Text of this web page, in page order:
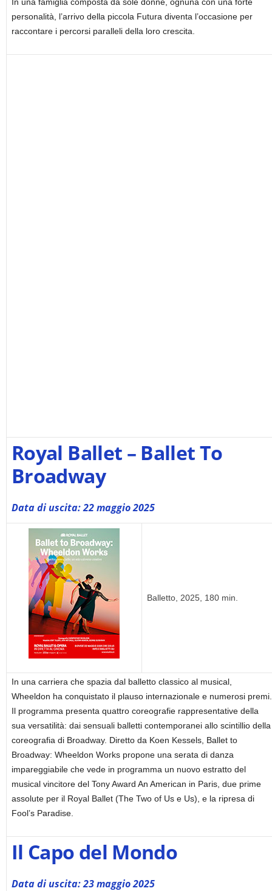
personalità, l’arrivo della piccola Futura diventa l’occasione per
raccontare i percorsi paralleli della loro crescita.
Royal Ballet – Ballet To
Broadway
Data di uscita: 22 maggio 2025
Balletto, 2025, 180 min.
In una carriera che spazia dal balletto classico al musical,
Wheeldon ha conquistato il plauso internazionale e numerosi premi.
Il programma presenta quattro coreografie rappresentative della
sua versatilità: dai sensuali balletti contemporanei allo scintillio della
coreografia di Broadway. Diretto da Koen Kessels, Ballet to
Broadway: Wheeldon Works propone una serata di danza
impareggiabile che vede in programma un nuovo estratto del
musical vincitore del Tony Award An American in Paris, due prime
assolute per il Royal Ballet (The Two of Us e Us), e la ripresa di
Fool’s Paradise.
Il Capo del Mondo
Data di uscita: 23 maggio 2025